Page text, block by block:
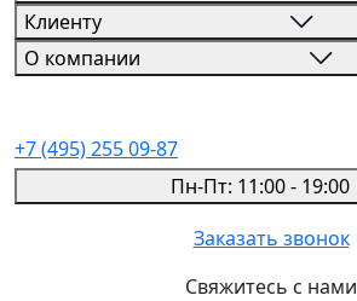
Клиенту
О компании
+7 (495) 255 09-87
Пн-Пт: 11:00 - 19:00
Заказать звонок
Свяжитесь с нами